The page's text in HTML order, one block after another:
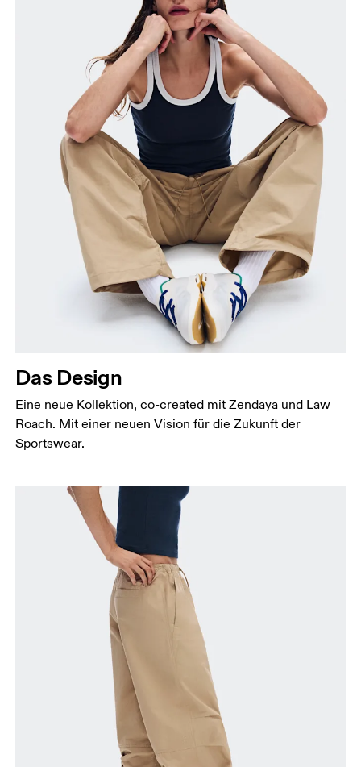
Das Design
Eine neue Kollektion, co-created mit Zendaya und Law
Roach. Mit einer neuen Vision für die Zukunft der
Sportswear.